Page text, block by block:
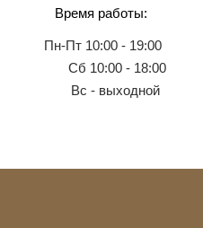
Время работы:
Пн-Пт 10:00 - 19:00
Сб 10:00 - 18:00
Вс - выходной